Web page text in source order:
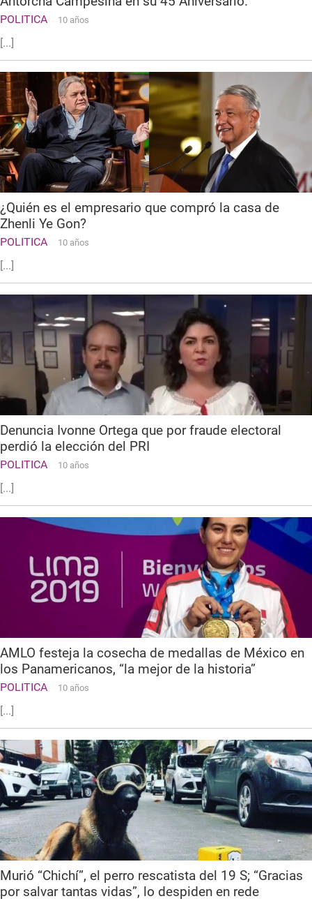
POLITICA 10 años
[...]
¿Quién es el empresario que compró la casa de
Zhenli Ye Gon?
POLITICA 10 años
[...]
Denuncia Ivonne Ortega que por fraude electoral
perdió la elección del PRI
POLITICA 10 años
[...]
AMLO festeja la cosecha de medallas de México en
los Panamericanos, “la mejor de la historia”
POLITICA 10 años
[...]
Murió “Chichí”, el perro rescatista del 19 S; “Gracias
por salvar tantas vidas”, lo despiden en rede